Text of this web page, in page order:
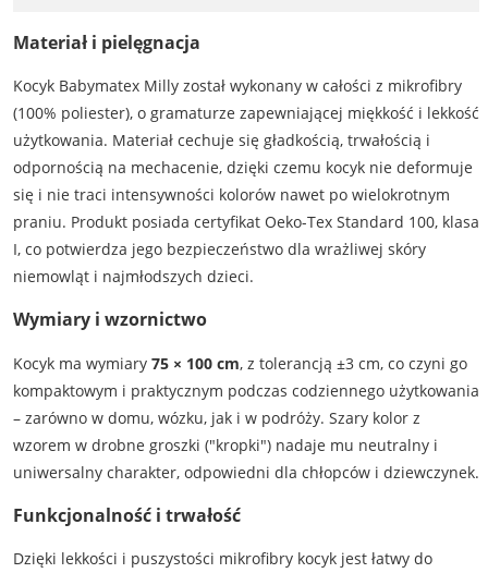
Materiał i pielęgnacja
Kocyk Babymatex Milly został wykonany w całości z mikrofibry
(100% poliester), o gramaturze zapewniającej miękkość i lekkość
użytkowania. Materiał cechuje się gładkością, trwałością i
odpornością na mechacenie, dzięki czemu kocyk nie deformuje
się i nie traci intensywności kolorów nawet po wielokrotnym
praniu. Produkt posiada certyfikat Oeko-Tex Standard 100, klasa
I, co potwierdza jego bezpieczeństwo dla wrażliwej skóry
niemowląt i najmłodszych dzieci.
Wymiary i wzornictwo
Kocyk ma wymiary 75 × 100 cm, z tolerancją ±3 cm, co czyni go
kompaktowym i praktycznym podczas codziennego użytkowania
– zarówno w domu, wózku, jak i w podróży. Szary kolor z
wzorem w drobne groszki ("kropki") nadaje mu neutralny i
uniwersalny charakter, odpowiedni dla chłopców i dziewczynek.
Funkcjonalność i trwałość
Dzięki lekkości i puszystości mikrofibry kocyk jest łatwy do